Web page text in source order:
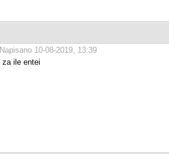
Napisano 10-08-2019, 13:39
za ile entei